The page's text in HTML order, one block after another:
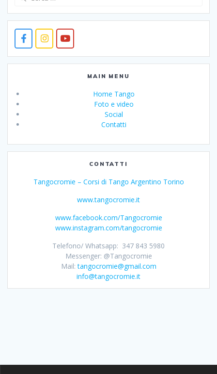
MAIN MENU
Home Tango
Foto e video
Social
Contatti
CONTATTI
Tangocromie – Corsi di Tango Argentino Torino
www.tangocromie.it
www.facebook.com/Tangocromie
www.instagram.com/tangocromie
Telefono/ Whatsapp: 347 843 5980
Messenger: @Tangocromie
Mail:tangocromie@gmail.com
info@tangocromie.it